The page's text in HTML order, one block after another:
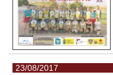
23/08/2017